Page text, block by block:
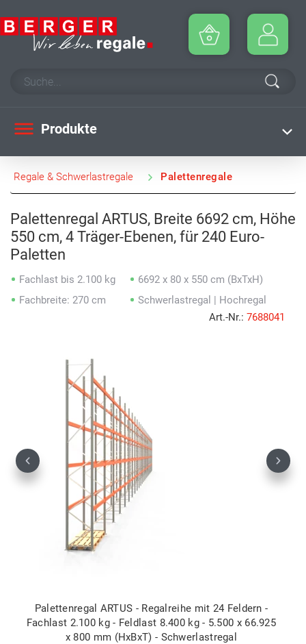
Produkte
Regale & Schwerlastregale Palettenregale
Palettenregal ARTUS, Breite 6692 cm, Höhe
550 cm, 4 Träger-Ebenen, für 240 Euro-
Paletten
Fachlast bis 2.100 kg
Fachbreite: 270 cm
6692 x 80 x 550 cm (BxTxH)
Schwerlastregal | Hochregal
Art.-Nr.: 7688041
Palettenregal ARTUS - Regalreihe mit 24 Feldern -
Fachlast 2.100 kg - Feldlast 8.400 kg - 5.500 x 66.925
x 800 mm (HxBxT) - Schwerlastregal
Previous Next